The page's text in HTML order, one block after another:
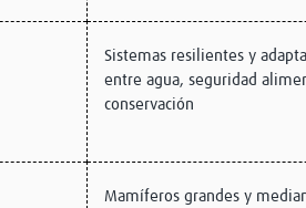
Sistemas resilientes y
entre agua, seguridad
conservación
Mamíferos grandes y